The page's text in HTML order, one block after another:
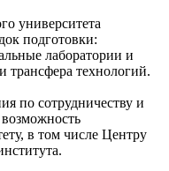
университета
подготовки:
лаборатории и
трансфера технологий.
по сотрудничеству и
в том числе Центру